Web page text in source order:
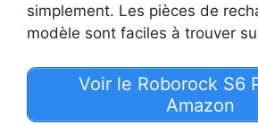
simplement. Les pièces de
modèle sont faciles à trouver
Voir le Roborock S6
Amazon